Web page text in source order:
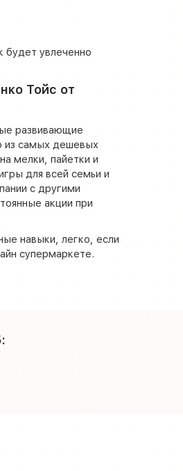
увлеченно
Тойс от
развивающие
из самых дешевых
мелки, пайетки и
для всей семьи и
с другими
акции при
навыки, легко, если
супермаркете.